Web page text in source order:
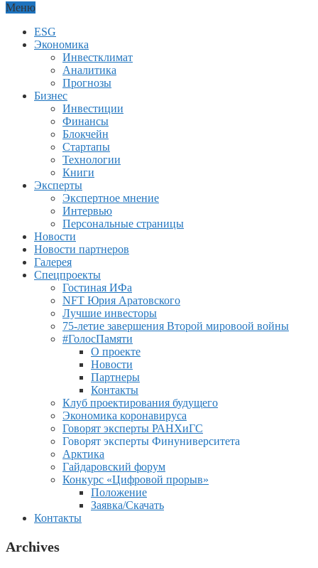
Меню
ESG
Экономика
Инвестклимат
Аналитика
Прогнозы
Бизнес
Инвестиции
Финансы
Блокчейн
Стартапы
Технологии
Книги
Эксперты
Экспертное мнение
Интервью
Персональные страницы
Новости
Новости партнеров
Галерея
Спецпроекты
Гостиная ИФа
NFT Юрия Аратовского
Лучшие инвесторы
75-летие завершения Второй мировоой войны
#ГолосПамяти
О проекте
Новости
Партнеры
Контакты
Клуб проектирования будущего
Экономика коронавируса
Говорят эксперты РАНХиГС
Говорят эксперты Финуниверситета
Арктика
Гайдаровский форум
Конкурс «Цифровой прорыв»
Положение
Заявка/Скачать
Контакты
Archives